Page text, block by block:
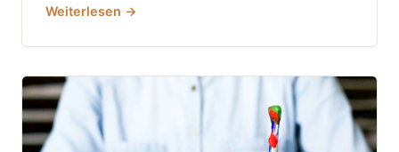
Weiterlesen →